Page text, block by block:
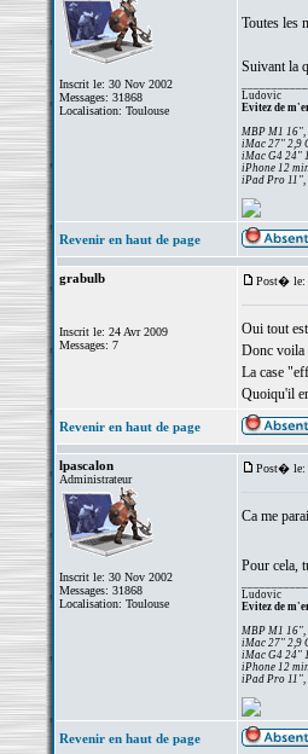
Inscrit le: 30 Nov 2002
Messages: 31868
Localisation: Toulouse
Toutes les
Suivant la
Ludovic
Evitez de
MBP M1 16",
iMac 27" 2,9
iMac G4 24"
iPhone 12
iPad Pro
Revenir en haut de page
grabulb
Inscrit le: 24 Avr 2009
Messages: 7
Post� le:
Oui tout
Donc voila
La case
Quoiqu'il
Revenir en haut de page
lpascalon
Administrateur
Inscrit le: 30 Nov 2002
Messages: 31868
Localisation: Toulouse
Post� le:
Ca me
Pour cela,
Ludovic
Evitez de
MBP M1 16",
iMac 27" 2,9
iMac G4 24"
iPhone 12
iPad Pro
Revenir en haut de page